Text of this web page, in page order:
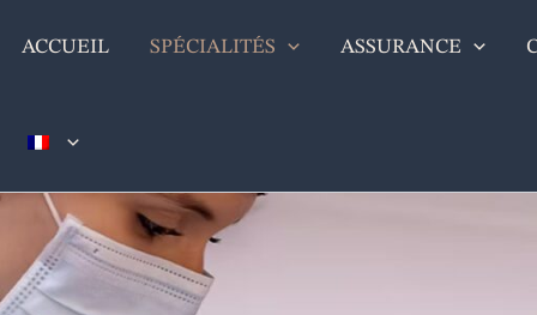
ACCUEIL SPÉCIALITÉS ASSURANCE